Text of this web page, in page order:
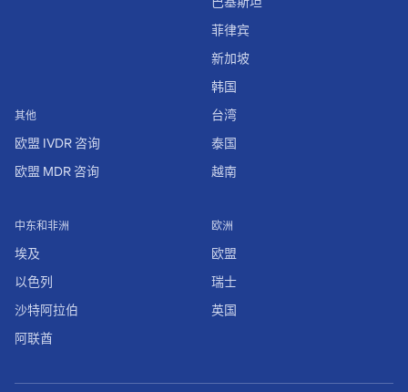
其他
欧盟 IVDR 咨询
欧盟 MDR 咨询
欧洲
欧盟
瑞士
英国
中东和非洲
埃及
以色列
沙特阿拉伯
阿联酋
菲律宾
新加坡
韩国
台湾
泰国
越南